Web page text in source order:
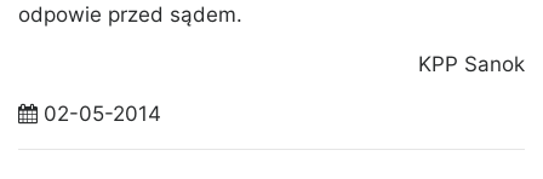
odpowie przed sądem.
KPP Sanok
02-05-2014